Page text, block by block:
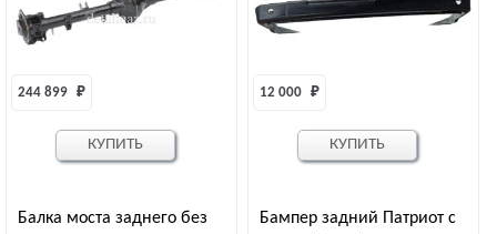
Балка моста заднего без
244 899 ₽
КУПИТЬ
Бампер задний Патриот с
12 000 ₽
КУПИТЬ